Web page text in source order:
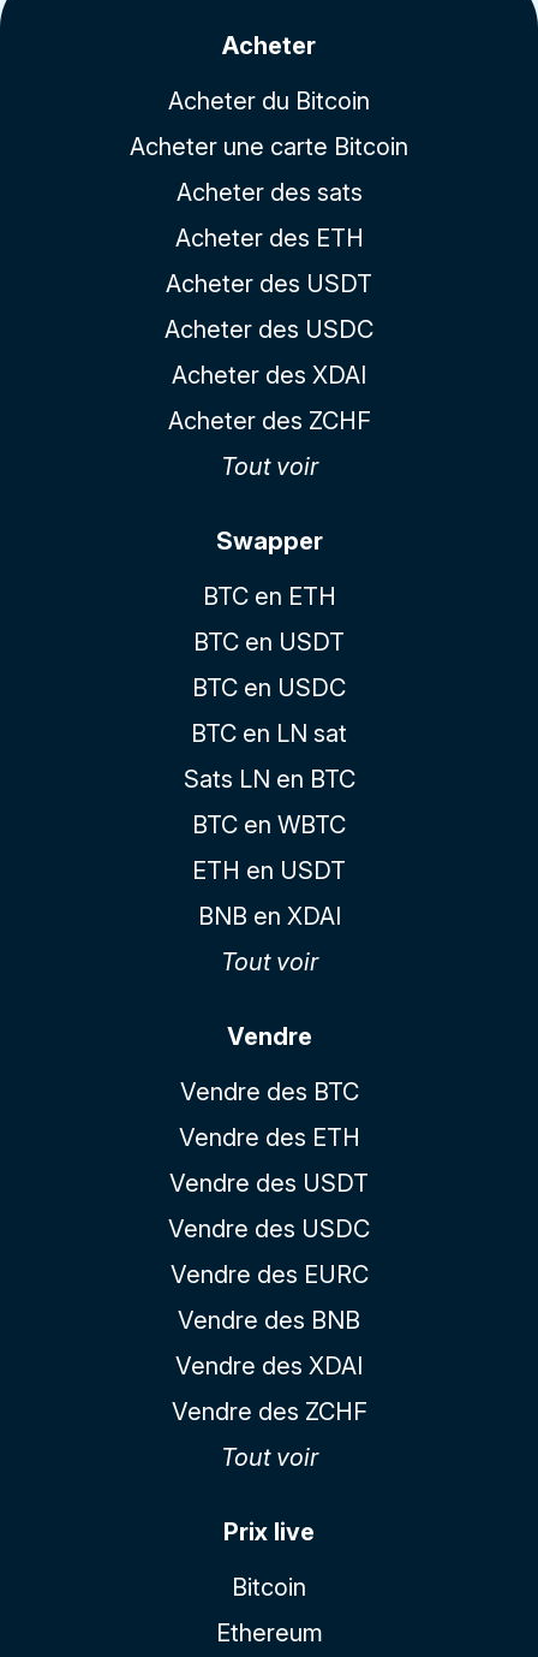
Acheter
Acheter du Bitcoin
Acheter une carte Bitcoin
Acheter des sats
Acheter des ETH
Acheter des USDT
Acheter des USDC
Acheter des XDAI
Acheter des ZCHF
Tout voir
Swapper
BTC en ETH
BTC en USDT
BTC en USDC
BTC en LN sat
Sats LN en BTC
BTC en WBTC
ETH en USDT
BNB en XDAI
Tout voir
Vendre
Vendre des BTC
Vendre des ETH
Vendre des USDT
Vendre des USDC
Vendre des EURC
Vendre des BNB
Vendre des XDAI
Vendre des ZCHF
Tout voir
Prix live
Bitcoin
Ethereum